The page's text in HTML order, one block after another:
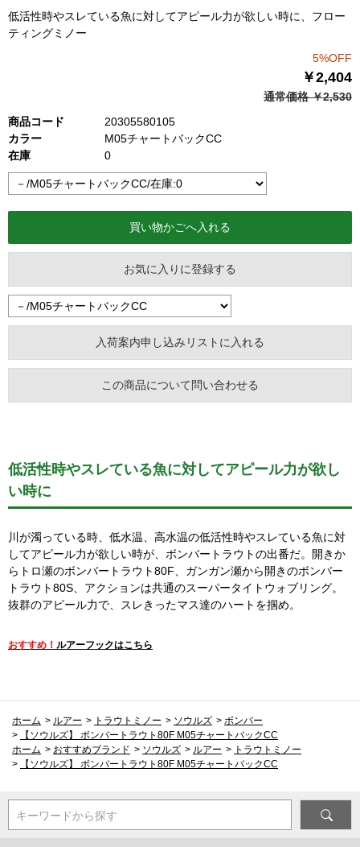
低活性時やスレている魚に対してアピール力が欲しい時に、フロー
ティングミノー
5%OFF
￥2,404
通常価格 ￥2,530
商品コード
20305580105
カラー
M05チャートバックCC
在庫
0
お気に入りに登録する
この商品について問い合わせる
低活性時やスレている魚に対してアピール力が欲し
い時に
川が濁っている時、低水温、高水温の低活性時やスレている魚に対
してアピール力が欲しい時が、ボンバートラウトの出番だ。開きか
らトロ瀬のボンバートラウト80F、ガンガン瀬から開きのボンバー
トラウト80S、アクションは共通のスーパータイトウォブリング。
抜群のアピール力で、スレきったマス達のハートを掴め。
おすすめ！ ルアーフックはこちら
ホーム > ルアー > トラウトミノー > ソウルズ > ボンバー
>
【ソウルズ】 ボンバートラウト80F M05チャートバックCC
ホーム > おすすめブランド > ソウルズ > ルアー > トラウトミノー
>
【ソウルズ】 ボンバートラウト80F M05チャートバックCC
キーワードから探す